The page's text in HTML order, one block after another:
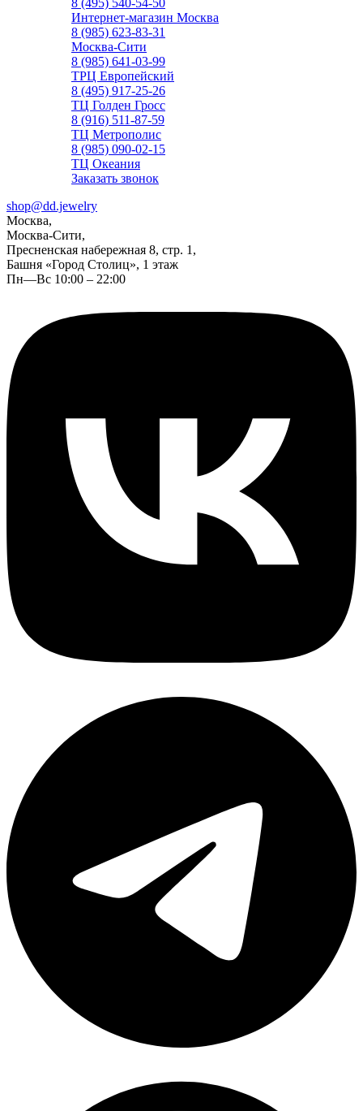
8 (495) 540-54-50
Интернет-магазин Москва
8 (985) 623-83-31
Москва-Сити
8 (985) 641-03-99
ТРЦ Европейский
8 (495) 917-25-26
ТЦ Голден Гросс
8 (916) 511-87-59
ТЦ Метрополис
8 (985) 090-02-15
ТЦ Океания
Заказать звонок
shop@dd.jewelry
Москва,
Москва-Сити,
Пресненская набережная 8, стр. 1,
Башня «Город Столиц», 1 этаж
Пн—Вс 10:00 – 22:00